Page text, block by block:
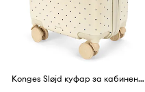
Konges Sløjd куфар за кабинен багаж TRAVEL SUITCASE